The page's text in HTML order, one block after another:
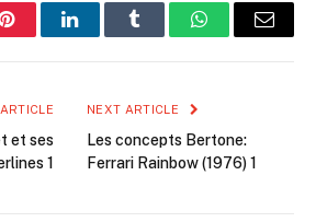
PinterestLinkedInTumblr WhatsAppEmail
et ses
1
NEXT ARTICLE
Les concepts Bertone:
Ferrari Rainbow (1976) 1